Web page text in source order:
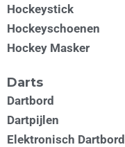
Hockeystick
Hockeyschoenen
Hockey Masker
Darts
Dartbord
Dartpijlen
Elektronisch Dartbord